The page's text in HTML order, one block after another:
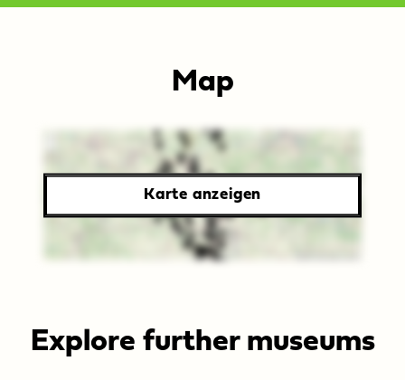
Map
Karte
aller
Museen
im
Sachsen-
Anhalt
Karte anzeigen
Explore further museums